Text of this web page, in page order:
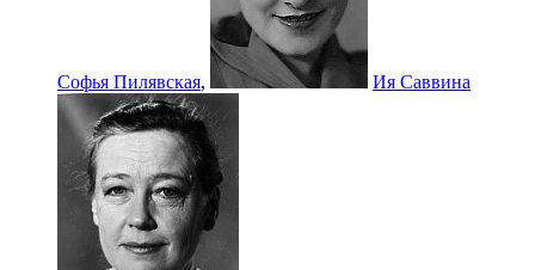
Софья Пилявская, Ия Саввина